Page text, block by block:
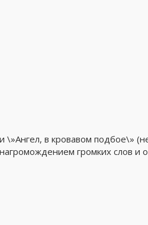
\»Ангел, в кровавом подбое\»
громких слов и